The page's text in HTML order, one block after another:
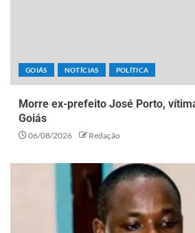
GOIÁS NOTÍCIAS POLÍTICA
Morre ex-prefeito José Porto,
Goiás
06/08/2026 Redação